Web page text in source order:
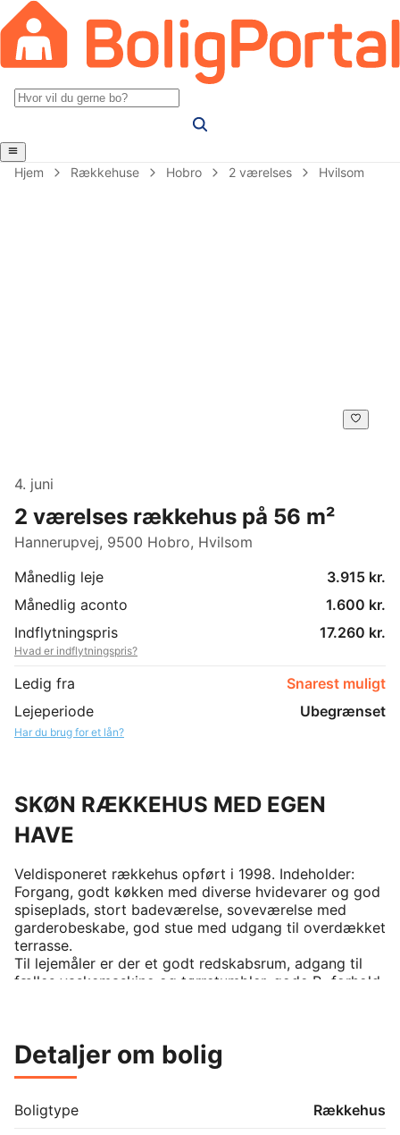
Hjem Rækkehuse Hobro 2 værelses Hvilsom
4. juni
2 værelses rækkehus på 56 m²
Hannerupvej, 9500 Hobro, Hvilsom
Månedlig leje
3.915 kr.
Månedlig aconto
1.600 kr.
Indflytningspris
17.260 kr.
Hvad er indflytningspris?
Ledig fra
Snarest muligt
Lejeperiode
Ubegrænset
Har du brug for et lån?
SKØN RÆKKEHUS MED EGEN
HAVE
Veldisponeret rækkehus opført i 1998. Indeholder:
Forgang, godt køkken med diverse hvidevarer og god
spiseplads, stort badeværelse, soveværelse med
garderobeskabe, god stue med udgang til overdækket
terrasse.
Til lejemåler er der et godt redskabsrum, adgang til
fælles vaskemaskine og tørretumbler, gode P- forhold.
Detaljer om bolig
Boligtype
Rækkehus